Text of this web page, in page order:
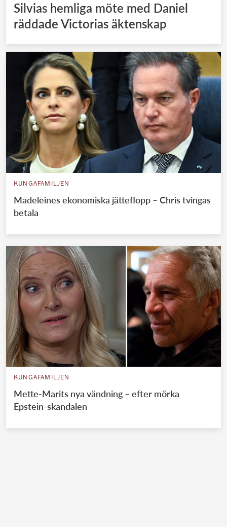
Silvias hemliga möte med Daniel
räddade Victorias äktenskap
KUNGAFAMILJEN
Madeleines ekonomiska jätteflopp – Chris tvingas
betala
KUNGAFAMILJEN
Mette-Marits nya vändning – efter mörka
Epstein-skandalen